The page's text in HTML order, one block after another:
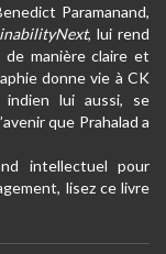
Paramanand,
, lui rend
manière claire et
donne vie à CK
indien lui aussi, se
que Prahalad a
intellectuel pour
lisez ce livre